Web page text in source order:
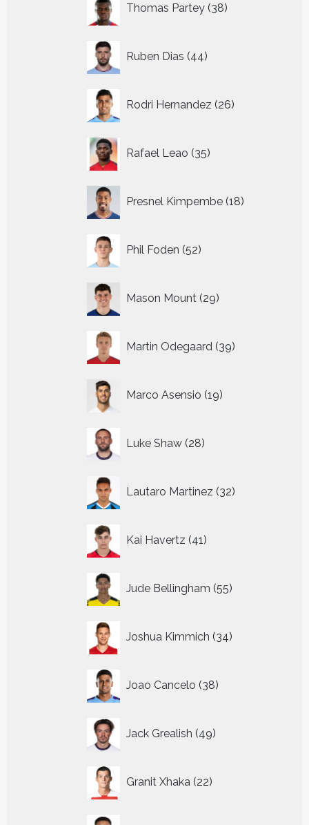
Thomas Partey 38
producten
Ruben Dias 44
producten
Rodri Hernandez 26
producten
Rafael Leao 35
producten
Presnel Kimpembe 18
producten
Phil Foden 52
producten
Mason Mount 29
producten
Martin Odegaard 39
producten
Marco Asensio 19
producten
Luke Shaw 28
producten
Lautaro Martinez 32
producten
Kai Havertz 41
producten
Jude Bellingham 55
producten
Joshua Kimmich 34
producten
Joao Cancelo 38
producten
Jack Grealish 49
producten
Granit Xhaka 22
producten